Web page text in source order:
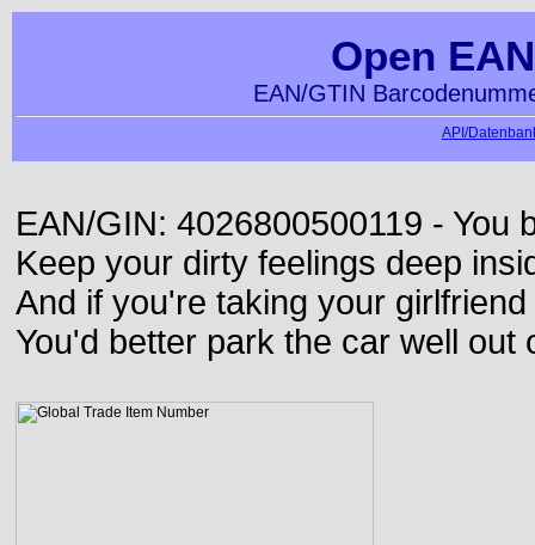
Open
EAN/GTIN
API/
EAN/GIN: 4026800500119 - You
Keep your dirty feelings deep
And if you're taking your
You'd better park the car well out